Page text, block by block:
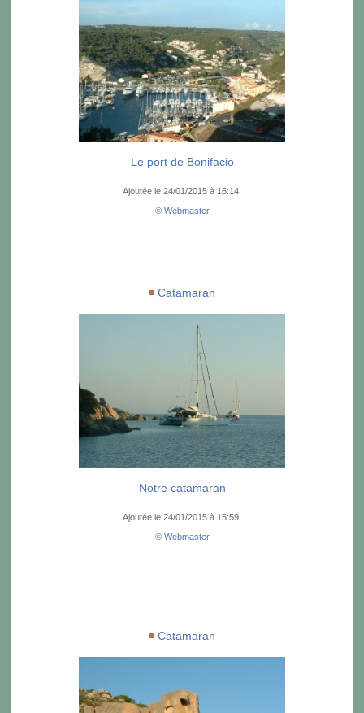
Le port de Bonifacio
Ajoutée le 24/01/2015 à 16:14
© Webmaster
Catamaran
Notre catamaran
Ajoutée le 24/01/2015 à 15:59
© Webmaster
Catamaran